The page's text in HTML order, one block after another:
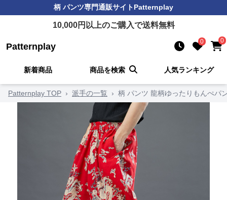
柄 パンツ専門通販サイトPatternplay
10,000円以上のご購入で送料無料
Patternplay 0 0
新着商品 商品を検索 人気ランキング
Patternplay TOP › 派手の一覧 › 柄 パンツ 龍柄ゆったりもんぺパ